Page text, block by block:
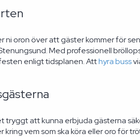
oron över att gäster kommer för
Med professionell
enligt tidsplanen. Atthyra buss
tryggt att kunna erbjuda gästerna
vem som ska köra eller oro för